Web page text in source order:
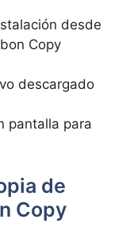
desde
Copy
descargado
pantalla para
de
Copy